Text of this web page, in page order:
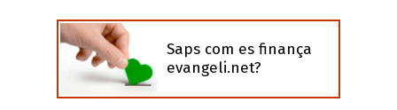
Saps com es finança
evangeli.net?